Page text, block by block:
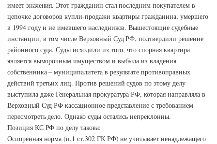
имеет значения. Этот гражданин стал последним покупателем в
цепочке договоров купли-продажи квартиры гражданина, умершего
в 1994 году и не имевшего наследников. Вышестоящие судебные
инстанции, в том числе Верховный Суд РФ, подтвердили решение
районного суда. Суды исходили из того, что спорная квартира
является выморочным имуществом и выбыла из владения
собственника – муниципалитета в результате противоправных
действий третьих лиц. Против решений судов по этому делу
выступила даже Генеральная прокуратура РФ, которая направляла в
Верховный Суд РФ кассационное представление с требованием
пересмотреть дело. Однако суды остались непреклонны.
Позиция КС РФ по делу такова:
Оспоренная норма (п.1 ст.302 ГК РФ) не учитывает ненадлежащего